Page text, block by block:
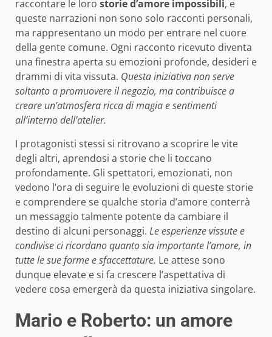
raccontare le loro storie d’amore impossibili, e
queste narrazioni non sono solo racconti personali,
ma rappresentano un modo per entrare nel cuore
della gente comune. Ogni racconto ricevuto diventa
una finestra aperta su emozioni profonde, desideri e
drammi di vita vissuta. Questa iniziativa non serve
soltanto a promuovere il negozio, ma contribuisce a
creare un’atmosfera ricca di magia e sentimenti
all’interno dell’atelier.
I protagonisti stessi si ritrovano a scoprire le vite
degli altri, aprendosi a storie che li toccano
profondamente. Gli spettatori, emozionati, non
vedono l’ora di seguire le evoluzioni di queste storie
e comprendere se qualche storia d’amore conterrà
un messaggio talmente potente da cambiare il
destino di alcuni personaggi. Le esperienze vissute e
condivise ci ricordano quanto sia importante l’amore, in
tutte le sue forme e sfaccettature. Le attese sono
dunque elevate e si fa crescere l’aspettativa di
vedere cosa emergerà da questa iniziativa singolare.
Mario e Roberto: un amore